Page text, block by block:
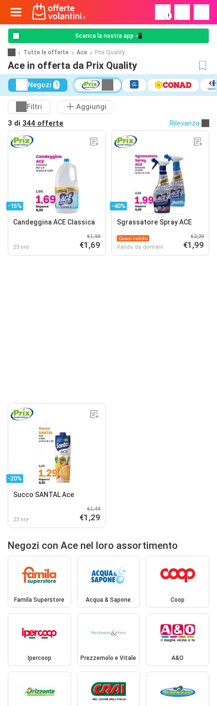
!
Scarica la nostra app 📲
Tutte le offerte Ace Prix Quality
Ace in offerta da Prix Quality
Negozi 1
Filtri
Aggiungi
3 di 344 offerte Rilevanza
-15%
Candeggina ACE Classica
23 ore
€1,99
€1,69
-40%
Sgrassatore Spray ACE
Quasi valido
Valido da domani
€2,39
€1,99
-20%
Succo SANTAL Ace
23 ore
€1,49
€1,29
Negozi con Ace nel loro assortimento
Famila Superstore Acqua & Sapone Coop
Ipercoop Prezzemolo e Vitale A&O